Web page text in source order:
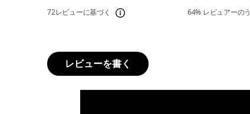
72レビューに基づく 64% レビュアーの
レビューを書く